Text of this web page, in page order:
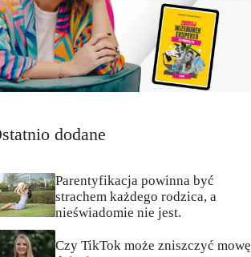
dodane
Parentyfikacja powinna być
strachem każdego rodzica, a
nieświadomie nie jest.
Czy TikTok może zniszczyć mowę